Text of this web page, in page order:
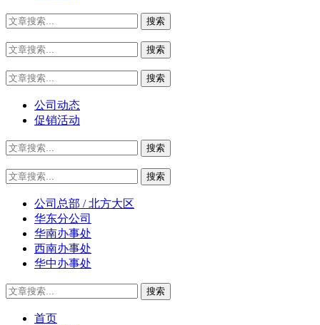
公司动态
促销活动
公司总部 / 北方大区
华东分公司
华南办事处
西南办事处
华中办事处
首页